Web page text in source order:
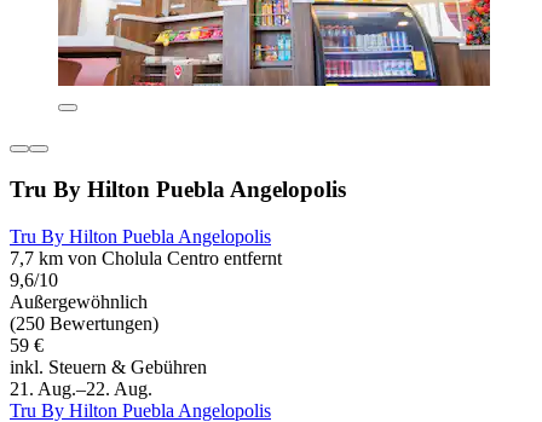
Tru By Hilton Puebla Angelopolis
Tru By Hilton Puebla Angelopolis
7,7 km von Cholula Centro entfernt
9,6/10
Außergewöhnlich
(250 Bewertungen)
59 €
inkl. Steuern & Gebühren
21. Aug.–22. Aug.
Tru By Hilton Puebla Angelopolis